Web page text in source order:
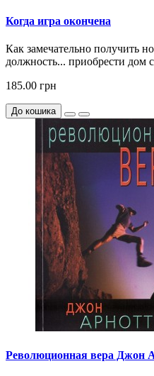
Когда игра окончена
Как замечательно получить
должность... приобрести дом
185.00 грн
До кошика
Революционная вера Джон